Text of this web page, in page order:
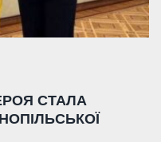
СТАЛА